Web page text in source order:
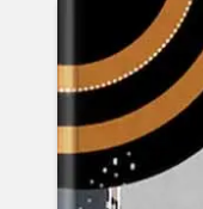
Breadcrumb